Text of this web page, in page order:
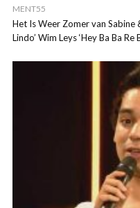
MENT55
Het Is Weer Zomer van Sabine
Lindo’ Wim Leys ‘Hey Ba Ba Re